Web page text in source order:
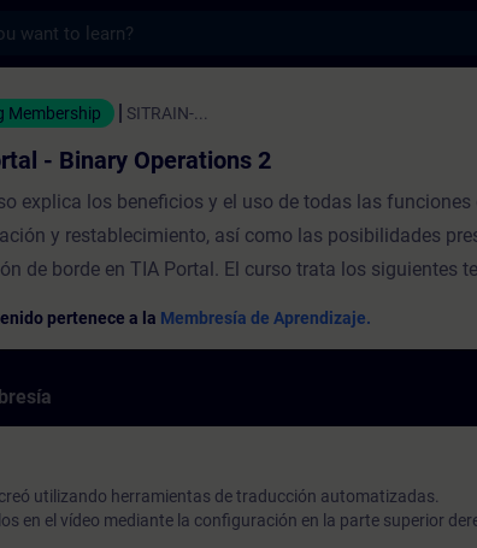
Operations 2 - Entrenamiento -
Membership SITRAIN-...
- Binary Operations 2
explica los beneficios y el uso de todas las funciones
y restablecimiento, así como las posibilidades
de borde en TIA Portal. El curso trata los siguientes
de exploración para arista positiva/negativa
N_TRIG)Detectar borde de señal positivo/negativo
pertenece a la Membresía de Aprendizaje.
utilizando herramientas de traducción automatizadas.
en el vídeo mediante la configuración en la parte superior